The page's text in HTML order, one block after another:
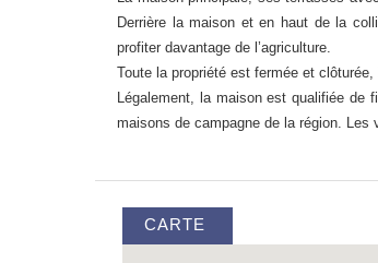
Derrière la maison et en haut de la
profiter davantage de l’agriculture.
Toute la propriété est fermée et
Légalement, la maison est qualifiée de
maisons de campagne de la région.
CARTE